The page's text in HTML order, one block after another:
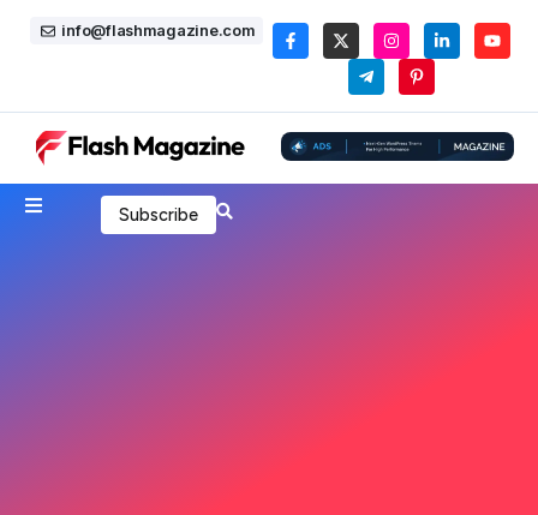
info@flashmagazine.com
Subscribe